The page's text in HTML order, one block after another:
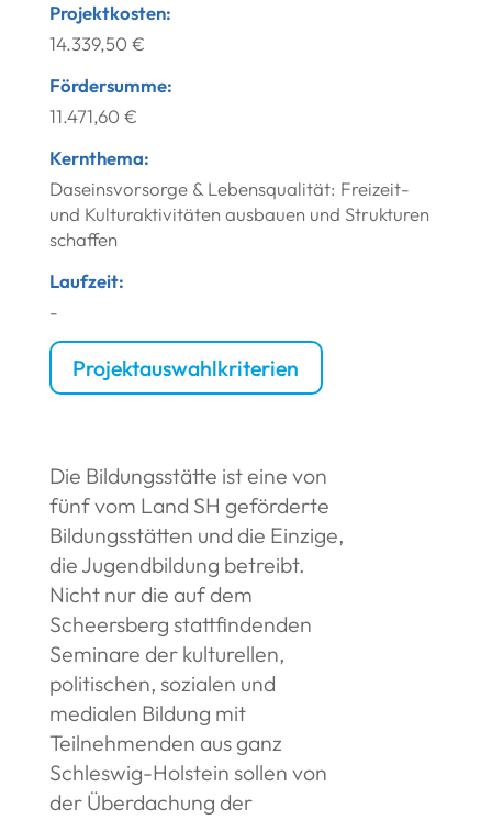
Projektkosten:
14.339,50 €
Fördersumme:
11.471,60 €
Kernthema:
Daseinsvorsorge & Lebensqualität: Freizeit-
und Kulturaktivitäten ausbauen und Strukturen
schaffen
Laufzeit:
-
Projektauswahlkriterien
Die Bildungsstätte ist eine von
fünf vom Land SH geförderte
Bildungsstätten und die Einzige,
die Jugendbildung betreibt.
Nicht nur die auf dem
Scheersberg stattfindenden
Seminare der kulturellen,
politischen, sozialen und
medialen Bildung mit
Teilnehmenden aus ganz
Schleswig-Holstein sollen von
der Überdachung der